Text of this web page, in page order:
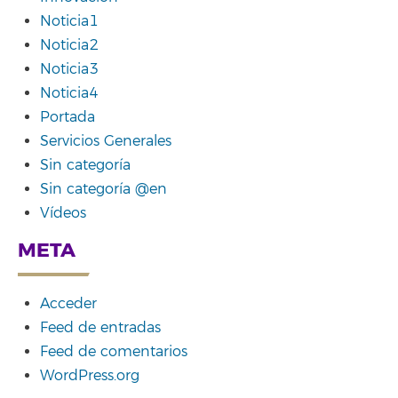
Noticia1
Noticia2
Noticia3
Noticia4
Portada
Servicios Generales
Sin categoría
Sin categoría @en
Vídeos
META
Acceder
Feed de entradas
Feed de comentarios
WordPress.org